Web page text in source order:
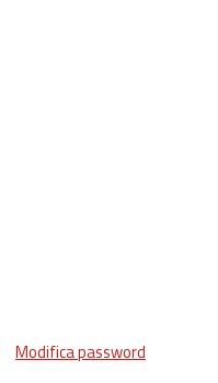
Modifica password